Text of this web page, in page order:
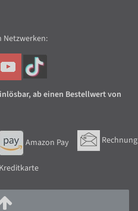
Netzwerken:
ab einen Bestellwert von
Amazon Pay Rechnung
Kreditkarte